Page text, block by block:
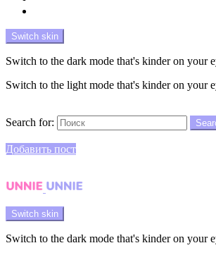
Switch skin
Switch to the dark mode that's kinder on your
Switch to the light mode that's kinder on your
Search for:
Добавить пост
Switch skin
Switch to the dark mode that's kinder on your